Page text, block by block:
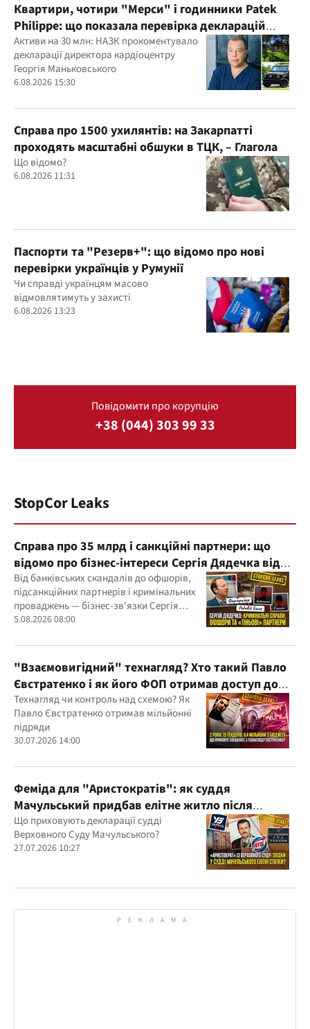
Квартири, чотири "Мерси" і годинники Patek
Philippe: що показала перевірка декларацій
керівника дитячого кардіоцентру
Маньковського і що каже НАЗК?
Активи на 30 млн: НАЗК прокоментувало
декларації директора кардіоцентру
Георгія Маньковського
6.08.2026 15:30
Справа про 1500 ухилянтів: на Закарпатті
проходять масштабні обшуки в ТЦК, – Глагола
Що відомо?
6.08.2026 11:31
Паспорти та "Резерв+": що відомо про нові
перевірки українців у Румунії
Чи справді українцям масово
відмовлятимуть у захисті
6.08.2026 13:23
Повідомити про корупцію
+38 (044) 303 99 33
StopCor Leaks
Справа про 35 млрд і санкційні партнери: що
відомо про бізнес-інтереси Сергія Дядечка від
"Родовід Банку" до "ФАРМАСЕЛ"
Від банківських скандалів до офшорів,
підсанкційних партнерів і кримінальних
проваджень — бізнес-зв'язки Сергія
Дядечка й досі простягаються через
5.08.2026 08:00
"Взаємовигідний" технагляд? Хто такий Павло
Євстратенко і як його ФОП отримав доступ до
бюджетних мільйонів?
Технагляд чи контроль над схемою? Як
Павло Євстратенко отримав мільйонні
підряди
30.07.2026 14:00
Феміда для "Аристократів": як суддя
Мачульський придбав елітне житло після
вердикту на користь забудовника?
Що приховують декларації судді
Верховного Суду Мачульського?
27.07.2026 10:27